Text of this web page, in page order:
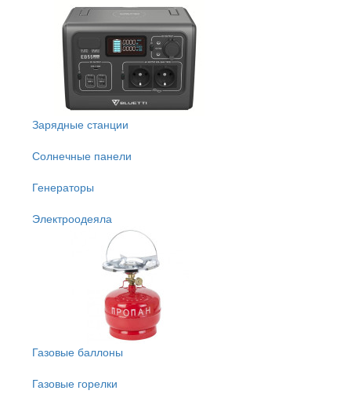
Зарядные станции
Солнечные панели
Генераторы
Электроодеяла
Газовые баллоны
Газовые горелки